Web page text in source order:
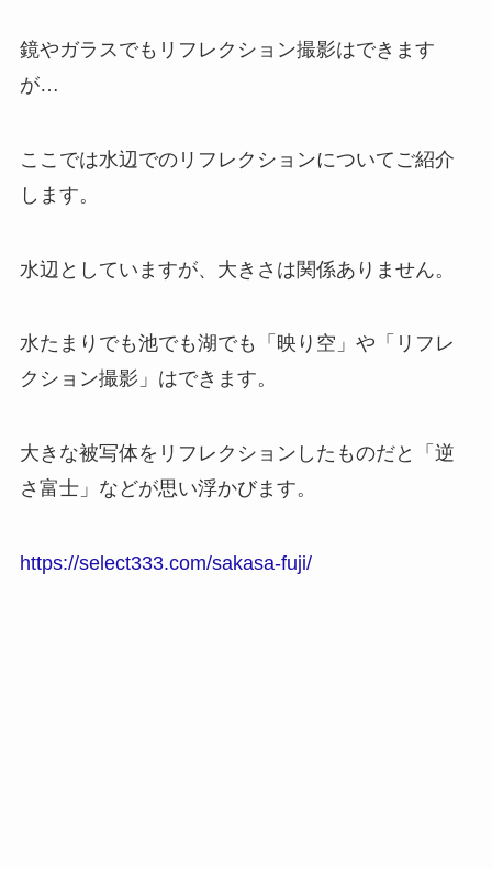
鏡やガラスでもリフレクション撮影はできます
が…
ここでは水辺でのリフレクションについてご紹介
します。
水辺としていますが、大きさは関係ありません。
水たまりでも池でも湖でも「映り空」や「リフレ
クション撮影」はできます。
大きな被写体をリフレクションしたものだと「逆
さ富士」などが思い浮かびます。
https://select333.com/sakasa-fuji/